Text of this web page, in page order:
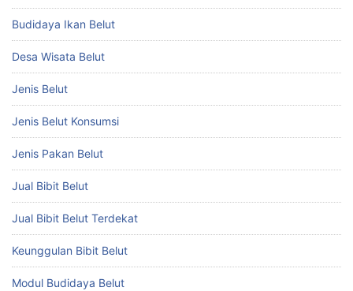
Budidaya Ikan Belut
Desa Wisata Belut
Jenis Belut
Jenis Belut Konsumsi
Jenis Pakan Belut
Jual Bibit Belut
Jual Bibit Belut Terdekat
Keunggulan Bibit Belut
Modul Budidaya Belut